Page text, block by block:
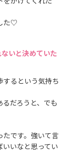
た♡
いと決めていた
るという気持ち
だろうと、でも
たです。強いて言
いなと思ってい